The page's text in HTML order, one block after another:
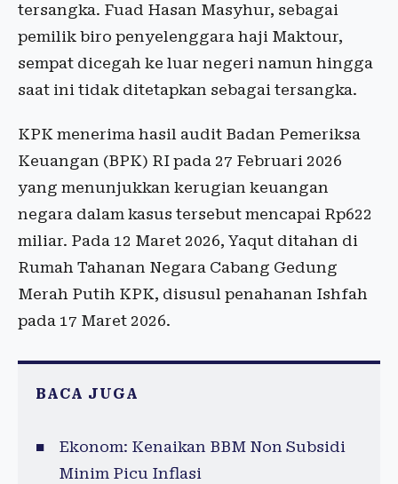
tersangka. Fuad Hasan Masyhur, sebagai
pemilik biro penyelenggara haji Maktour,
sempat dicegah ke luar negeri namun hingga
saat ini tidak ditetapkan sebagai tersangka.
KPK menerima hasil audit Badan Pemeriksa
Keuangan (BPK) RI pada 27 Februari 2026
yang menunjukkan kerugian keuangan
negara dalam kasus tersebut mencapai Rp622
miliar. Pada 12 Maret 2026, Yaqut ditahan di
Rumah Tahanan Negara Cabang Gedung
Merah Putih KPK, disusul penahanan Ishfah
pada 17 Maret 2026.
BACA JUGA
Ekonom: Kenaikan BBM Non Subsidi
Minim Picu Inflasi